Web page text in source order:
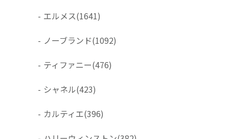
- エルメス(1641)
- ノーブランド(1092)
- ティファニー(476)
- シャネル(423)
- カルティエ(396)